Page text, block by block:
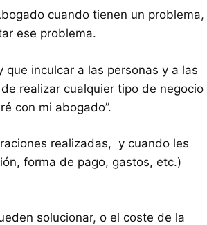
cuando tienen un problema,
ese problema.
inculcar a las personas y a las
realizar cualquier tipo de negocio
con mi abogado”.
realizadas, y cuando les
forma de pago, gastos, etc.)
solucionar, o el coste de la